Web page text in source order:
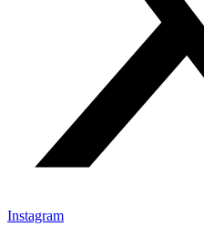
Instagram